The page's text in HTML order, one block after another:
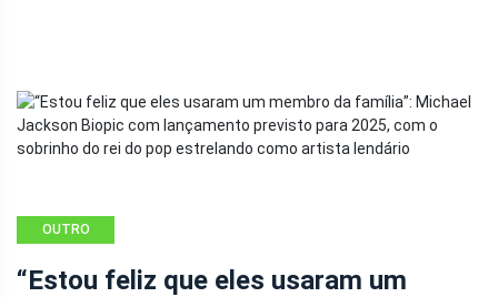
OUTRO
“Estou feliz que eles usaram um